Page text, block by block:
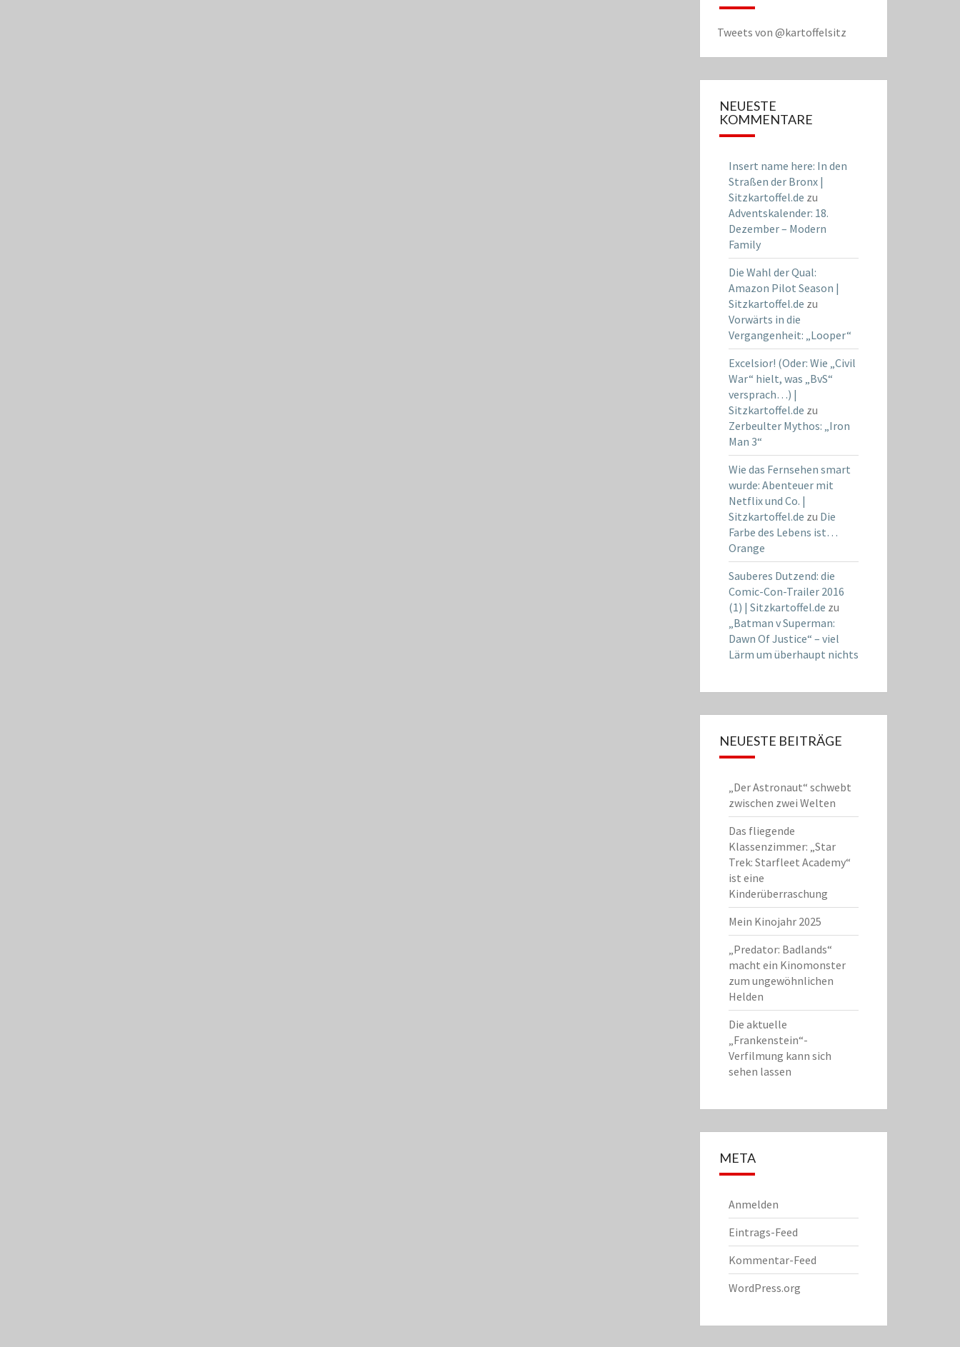
Tweets von @kartoffelsitz
NEUESTE
KOMMENTARE
Insert name here: In den
Straßen der Bronx |
Sitzkartoffel.de zu
Adventskalender: 18.
Dezember – Modern
Family
Die Wahl der Qual:
Amazon Pilot Season |
Sitzkartoffel.de zu
Vorwärts in die
Vergangenheit: „Looper“
Excelsior! (Oder: Wie „Civil
War“ hielt, was „BvS“
versprach…) |
Sitzkartoffel.de zu
Zerbeulter Mythos: „Iron
Man 3“
Wie das Fernsehen smart
wurde: Abenteuer mit
Netflix und Co. |
Sitzkartoffel.de zu Die
Farbe des Lebens ist…
Orange
Sauberes Dutzend: die
Comic-Con-Trailer 2016
(1) | Sitzkartoffel.de zu
„Batman v Superman:
Dawn Of Justice“ – viel
Lärm um überhaupt nichts
NEUESTE BEITRÄGE
„Der Astronaut“ schwebt
zwischen zwei Welten
Das fliegende
Klassenzimmer: „Star
Trek: Starfleet Academy“
ist eine
Kinderüberraschung
Mein Kinojahr 2025
„Predator: Badlands“
macht ein Kinomonster
zum ungewöhnlichen
Helden
Die aktuelle
„Frankenstein“-
Verfilmung kann sich
sehen lassen
META
Anmelden
Eintrags-Feed
Kommentar-Feed
WordPress.org